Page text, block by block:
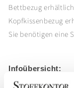
Nose
Red
Vichy
Bettbezug
Kopfkissenbezug
Sie benötigen eine
Infoübersicht: